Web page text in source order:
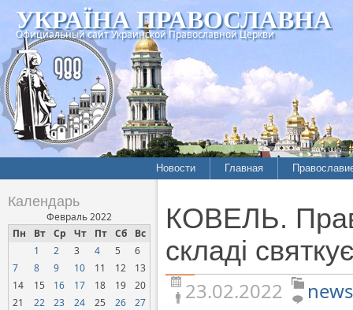
УКРАЇНА ПРАВОСЛАВНА
Официальный сайт Украинской Православной Церкви
Новости
Межконфессиональные
отношения
Нарушения прав
верующих
Официальная хроника
Главная
История
Хроники
Календарь
Февраль 2022
Пн
Вт Ср Чт Пт Сб Вс
1 2 3 4 5
6
7
8 9 10 11 12
13
14
15 16 17 18 19
20
21
22 23 24 25 26
27
КОВЕЛЬ.
складі
23.02.2022 news